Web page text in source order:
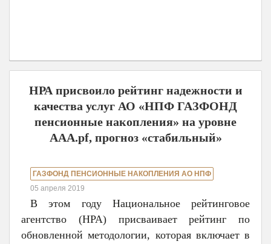
НРА присвоило рейтинг надежности и
качества услуг АО «НПФ ГАЗФОНД
пенсионные накопления» на уровне
ААА.pf, прогноз «стабильный»
ГАЗФОНД ПЕНСИОННЫЕ НАКОПЛЕНИЯ АО НПФ
05 апреля 2019
В этом году Национальное рейтинговое
агентство (НРА) присваивает рейтинг по
обновленной методологии, которая включает в